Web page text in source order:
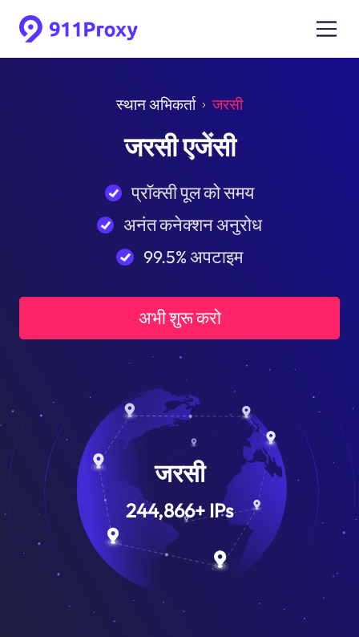
स्थान अभिकर्ता जरसी
जरसी एजेंसी
प्रॉक्सी पूल को समय
अनंत कनेक्शन अनुरोध
99.5% अपटाइम
अभी शुरू करो
जरसी
244,866+ IPs